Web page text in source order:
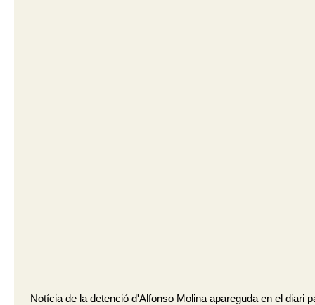
Notícia de la detenció d'Alfonso Molina apareguda en el diari